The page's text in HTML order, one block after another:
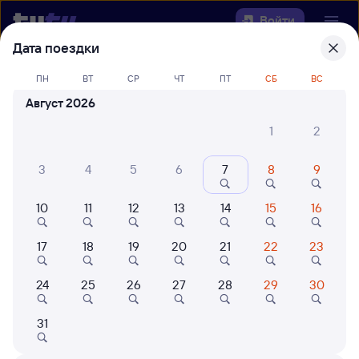
Войти
Выберите день, чтобы найтиж/д
билеты Шафраново — Ржава
Куда
Когда
Кто едет
Найти поезда
Дата поездки
ПН ВТ СР ЧТ ПТ СБ ВС
Август 2026
1
2
3 4 5 6 7 8 9
10 11 12 13 14 15 16
17 18 19 20 21 22 23
24 25 26 27 28 29 30
31